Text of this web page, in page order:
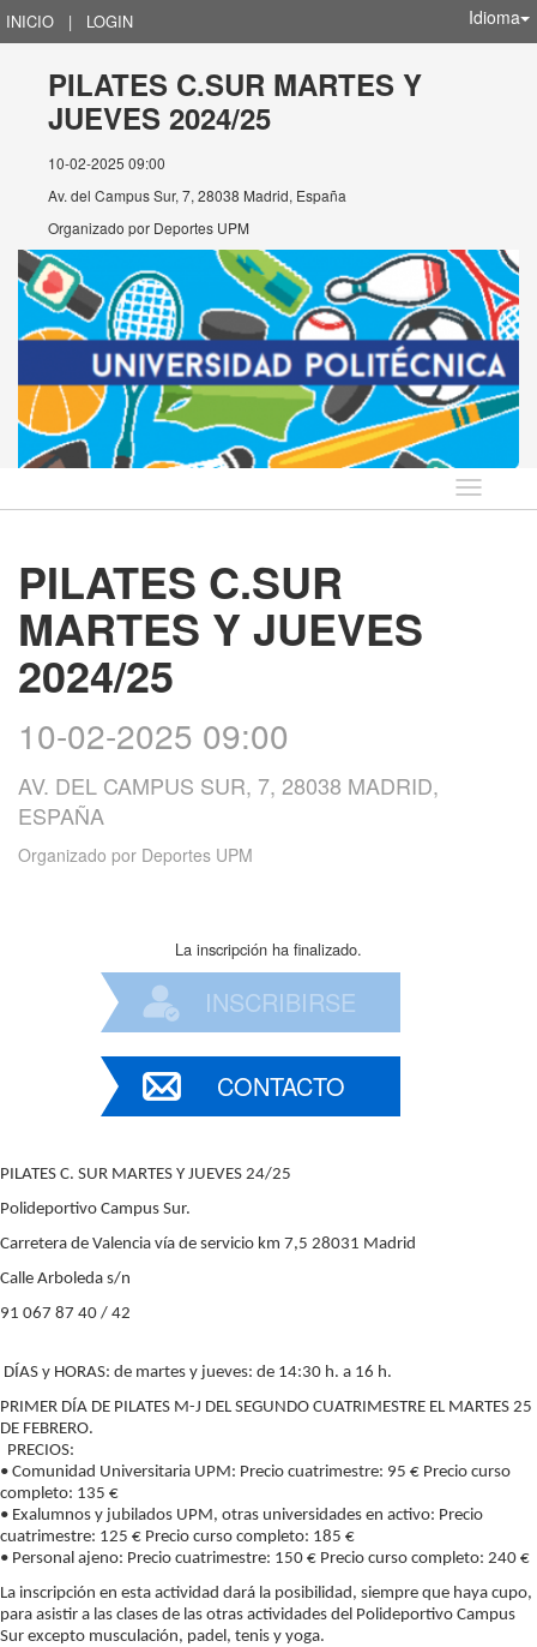
INICIO | LOGIN Idioma
PILATES C.SUR MARTES Y
JUEVES 2024/25
10-02-2025 09:00
Av. del Campus Sur, 7, 28038 Madrid, España
Organizado por Deportes UPM
Idioma
PILATES C.SUR
MARTES Y JUEVES
2024/25
10-02-2025 09:00
AV. DEL CAMPUS SUR, 7, 28038 MADRID,
ESPAÑA
Organizado por Deportes UPM
La inscripción ha finalizado.
INSCRIBIRSE
CONTACTO
PILATES C. SUR MARTES Y JUEVES 24/25
Polideportivo Campus Sur.
Carretera de Valencia vía de servicio km 7,5 28031 Madrid
Calle Arboleda s/n
91 067 87 40 / 42
DÍAS y HORAS: de martes y jueves: de 14:30 h. a 16 h.
PRIMER DÍA DE PILATES M-J DEL SEGUNDO CUATRIMESTRE EL MARTES 25
DE FEBRERO.
PRECIOS:
• Comunidad Universitaria UPM: Precio cuatrimestre: 95 € Precio curso
completo: 135 €
• Exalumnos y jubilados UPM, otras universidades en activo: Precio
cuatrimestre: 125 € Precio curso completo: 185 €
• Personal ajeno: Precio cuatrimestre: 150 € Precio curso completo: 240 €
La inscripción en esta actividad dará la posibilidad, siempre que haya cupo,
para asistir a las clases de las otras actividades del Polideportivo Campus
Sur excepto musculación, padel, tenis y yoga.